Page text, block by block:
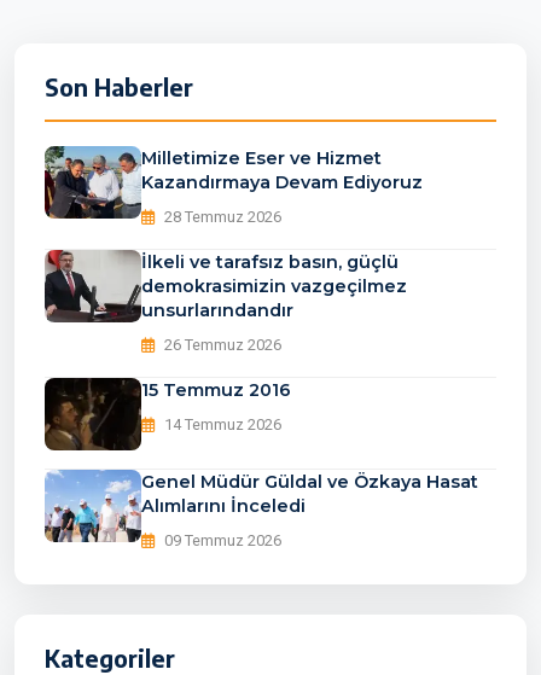
Son Haberler
Milletimize Eser ve Hizmet
Kazandırmaya Devam Ediyoruz
28 Temmuz 2026
İlkeli ve tarafsız basın, güçlü
demokrasimizin vazgeçilmez
unsurlarındandır
26 Temmuz 2026
15 Temmuz 2016
14 Temmuz 2026
Genel Müdür Güldal ve Özkaya Hasat
Alımlarını İnceledi
09 Temmuz 2026
Kategoriler